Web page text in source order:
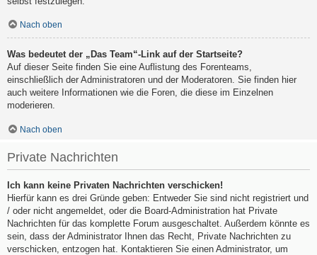
Nach oben
Was bedeutet der „Das Team“-Link auf der Startseite?
Auf dieser Seite finden Sie eine Auflistung des Forenteams,
einschließlich der Administratoren und der Moderatoren. Sie finden hier
auch weitere Informationen wie die Foren, die diese im Einzelnen
moderieren.
Nach oben
Private Nachrichten
Ich kann keine Privaten Nachrichten verschicken!
Hierfür kann es drei Gründe geben: Entweder Sie sind nicht registriert und
/ oder nicht angemeldet, oder die Board-Administration hat Private
Nachrichten für das komplette Forum ausgeschaltet. Außerdem könnte es
sein, dass der Administrator Ihnen das Recht, Private Nachrichten zu
verschicken, entzogen hat. Kontaktieren Sie einen Administrator, um